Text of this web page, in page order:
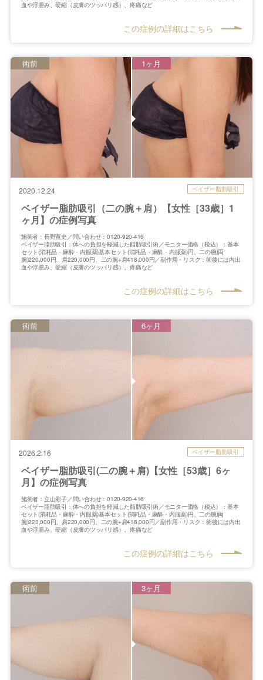
血や浮腫み、硬縮（皮膚のツッパリ感）、疼痛など
この症例の詳細はこちら
2020.12.24 ベイザー脂肪吸引
ベイザー脂肪吸引（二の腕＋肩）【女性［33歳］1
ヶ月】の症例写真
術前 1ヶ月
施術者：長野寛史／問い合わせ：0120-920-416
ベイザー脂肪吸引：体への負担を軽減した脂肪吸引術／モニター価格（税込）：基本
セット(消耗品・麻酔・内服薬)基本セット(消耗品・麻酔・内服薬)円、二の腕(両
腕)220,000円、肩220,000円、二の腕+肩418,000円／副作用・リスク：術後には内出
血や浮腫み、硬縮（皮膚のツッパリ感）、疼痛など
この症例の詳細はこちら
2026.2.16 ベイザー脂肪吸引
ベイザー脂肪吸引(二の腕＋肩)【女性［53歳］6ヶ
月】の症例写真
術前 6ヶ月
施術者：立山彩子／問い合わせ：0120-920-416
ベイザー脂肪吸引：体への負担を軽減した脂肪吸引術／モニター価格（税込）：基本
セット(消耗品・麻酔・内服薬)基本セット(消耗品・麻酔・内服薬)円、二の腕(両
腕)220,000円、肩220,000円、二の腕+肩418,000円／副作用・リスク：術後には内出
血や浮腫み、硬縮（皮膚のツッパリ感）、疼痛など
この症例の詳細はこちら
術前 3ヶ月